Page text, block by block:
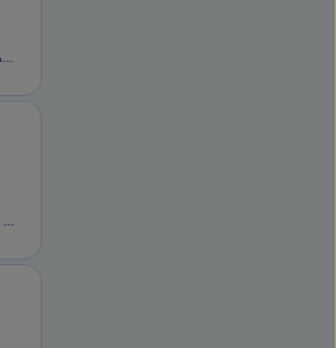
Commerz Building and Management GmbH sucht zum nächstmöglichen Zeitpunkt Bauprojektmanager/Architekt/Bauingenieur (m/w/d) Standort Hamburg, München - feste Anstellung Voll- oder Teilzeit (mind. 30 Stunden/Woche)Als
Die Adolf Würth GmbH & Co. KG ist führender Hersteller von Befestigungstechnik für die professionelle Anwendung. Das Familienunternehmen ist das größte Einzelunternehmen der weltweit tätigen Würth-Gruppe und beschäftigt in Deutschland über 8.000 Mitarbeitende. Rund 86.000 sind bei der Würth-Grup